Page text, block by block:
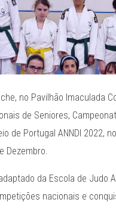
no Pavilhão Imaculada
de Seniores,
de Portugal ANNDI 2022,
Dezembro.
da Escola de Judo
nacionais e